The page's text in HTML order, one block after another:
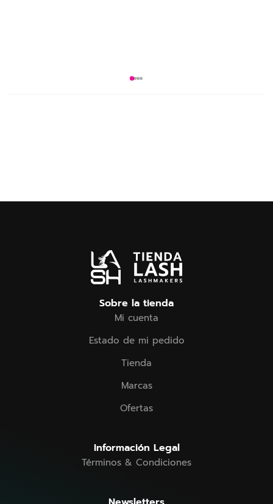
Sobre la tienda
Mi cuenta
Estado de mi pedido
Tienda
Marcas
Ofertas
Información Legal
Términos & Condiciones